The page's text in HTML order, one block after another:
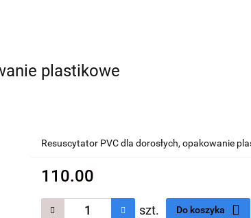
plastikowe
Resuscytator PVC dla dorosłych, opakowanie
110.00
szt. Do koszyka